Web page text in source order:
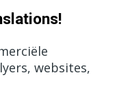
websites,